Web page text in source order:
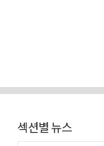
섹션별 뉴스